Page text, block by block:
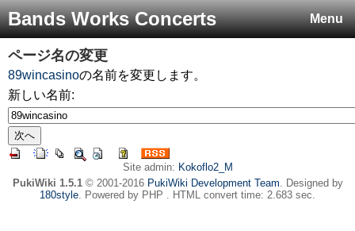
Menu
Bands Works Concerts
ページ名の変更
89wincasinoの名前を変更します。
新しい名前:
Site admin: Kokoflo2_M
PukiWiki 1.5.1© 2001-2016 PukiWiki Development Team. Designed by
180style. Powered by PHP . HTML convert time: 2.683 sec.